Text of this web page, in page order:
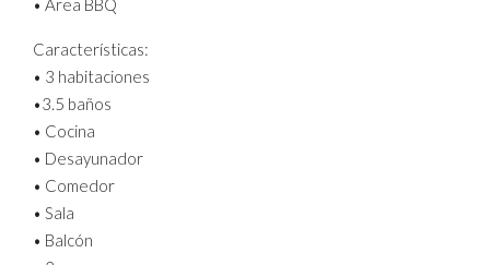
• Área BBQ
Características:
• 3 habitaciones
•3.5 baños
• Cocina
• Desayunador
• Comedor
• Sala
• Balcón